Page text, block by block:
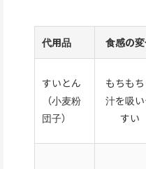
代用品 食感の
すいとん
（小麦粉
団子）
もちもち
汁を吸
すい